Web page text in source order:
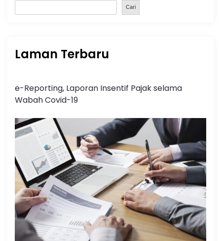
Cari
Laman Terbaru
e-Reporting, Laporan Insentif Pajak selama
Wabah Covid-19